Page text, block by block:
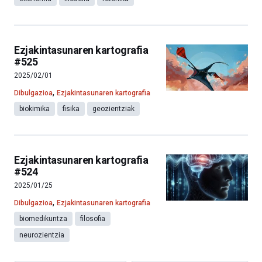
Ezjakintasunaren kartografia
#525
2025/02/01
Dibulgazioa, Ezjakintasunaren kartografia
biokimika
fisika geozientziak
Ezjakintasunaren kartografia
#524
2025/01/25
Dibulgazioa, Ezjakintasunaren kartografia
biomedikuntza
filosofia
neurozientzia